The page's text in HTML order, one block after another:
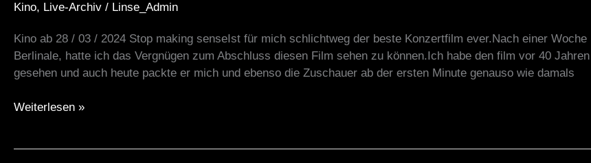
Kino, Live-Archiv / Linse_Admin
Kino ab 28 / 03 / 2024 Stop making senseIst für mich schlichtweg der beste Konzertfilm ever.Nach einer Woche
Berlinale, hatte ich das Vergnügen zum Abschluss diesen Film sehen zu können.Ich habe den film vor 40 Jahren
gesehen und auch heute packte er mich und ebenso die Zuschauer ab der ersten Minute genauso wie damals
Weiterlesen »